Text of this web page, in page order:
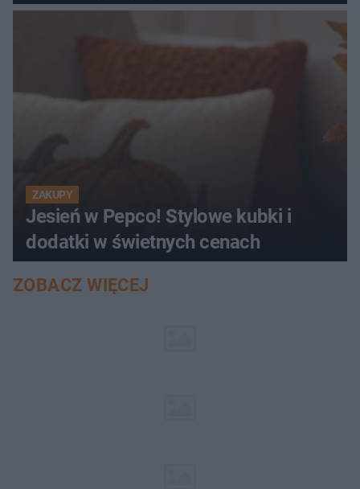
ZAKUPY
Jesień w Pepco! Stylowe kubki i
dodatki w świetnych cenach
ZOBACZ WIĘCEJ